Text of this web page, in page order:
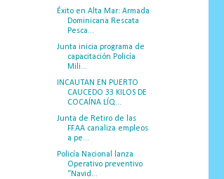
Éxito en Alta Mar: Armada
Dominicana Rescata
Pesca...
Junta inicia programa de
capacitación Policía
Mili...
INCAUTAN EN PUERTO
CAUCEDO 33 KILOS DE
COCAÍNA LÍQ...
Junta de Retiro de las
FF.AA canaliza empleos
a pe...
Policía Nacional lanza
Operativo preventivo
“Navid...